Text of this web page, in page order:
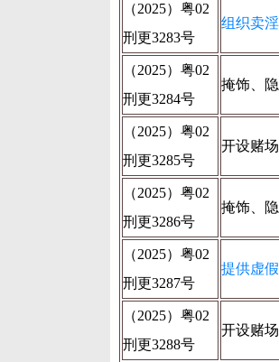
（2025）粤02
刑更3283号
组织卖
（2025）粤02
刑更3284号
掩饰、
（2025）粤02
刑更3285号
开设赌
（2025）粤02
刑更3286号
掩饰、
（2025）粤02
刑更3287号
提供虚
（2025）粤02
刑更3288号
开设赌